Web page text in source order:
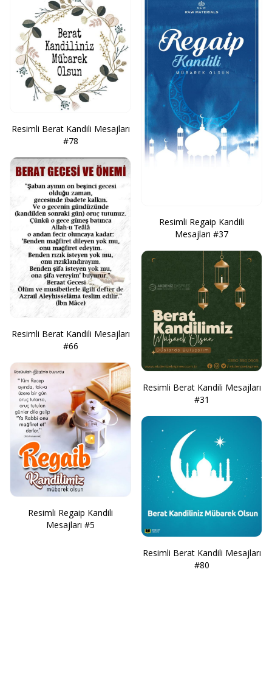
Resimli Berat Kandili Mesajları
#78
Resimli Berat Kandili Mesajları
#66
Resimli Regaip Kandili
Mesajları #5
Resimli Regaip Kandili
Mesajları #37
Resimli Berat Kandili Mesajları
#31
Resimli Berat Kandili Mesajları
#80